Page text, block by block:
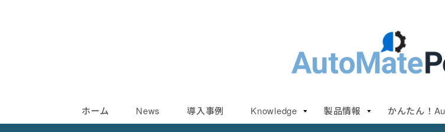
ホーム News 導入事例 Knowledge 製品情報 かんたん！